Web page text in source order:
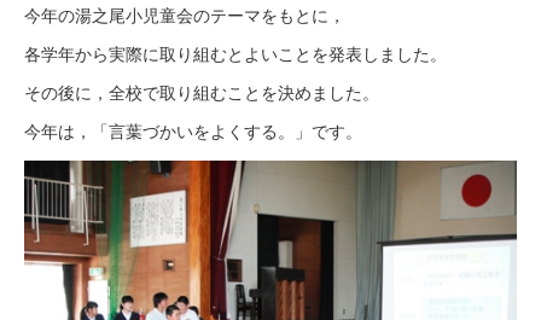
今年の湯之尾小児童会のテーマをもとに，
各学年から実際に取り組むとよいことを発表しました。
その後に，全校で取り組むことを決めました。
今年は，「言葉づかいをよくする。」です。